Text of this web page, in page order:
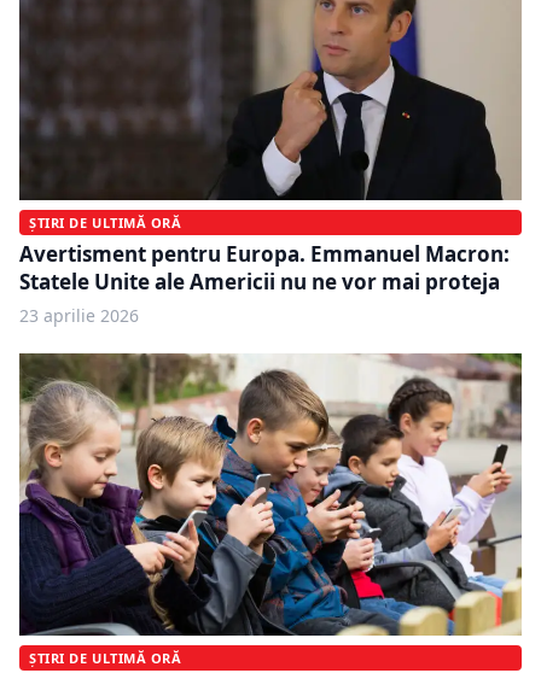
ȘTIRI DE ULTIMĂ ORĂ
Avertisment pentru Europa. Emmanuel Macron:
Statele Unite ale Americii nu ne vor mai proteja
23 aprilie 2026
ȘTIRI DE ULTIMĂ ORĂ